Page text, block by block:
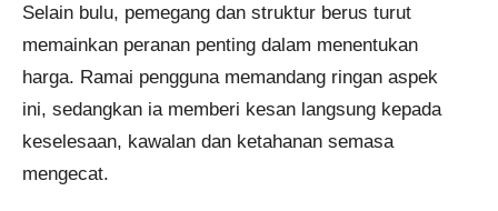
Selain bulu, pemegang dan struktur berus turut
memainkan peranan penting dalam menentukan
harga. Ramai pengguna memandang ringan aspek
ini, sedangkan ia memberi kesan langsung kepada
keselesaan, kawalan dan ketahanan semasa
mengecat.